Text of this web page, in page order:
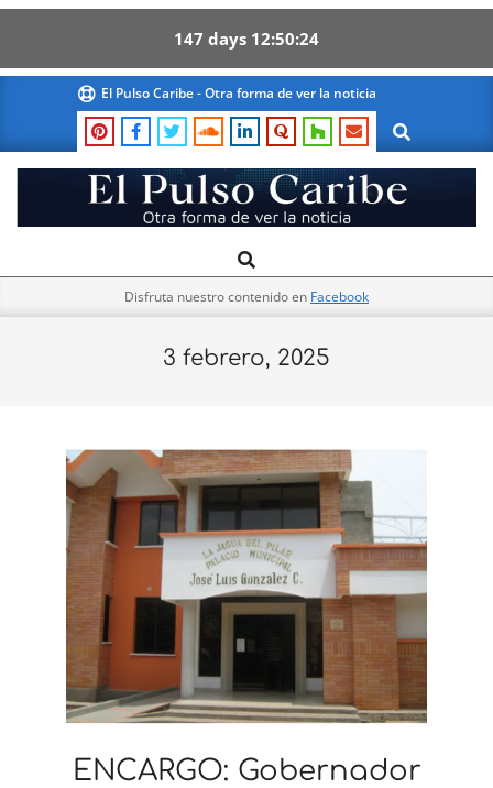
147 days 12 50 23
content
El Pulso Caribe - Otra forma de ver la noticia
Search
El
Pulso
Navigation
Search
Disfruta nuestro contenido en Facebook
3 febrero, 2025
ENCARGO: Gobernador